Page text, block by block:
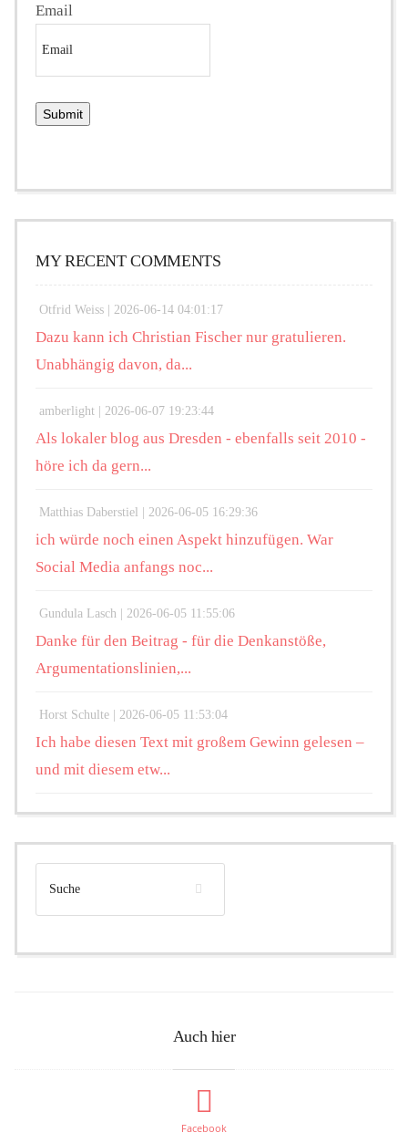
Email
MY RECENT COMMENTS
Otfrid Weiss | 2026-06-14 04:01:17
Dazu kann ich Christian Fischer nur gratulieren.
Unabhängig davon, da...
amberlight | 2026-06-07 19:23:44
Als lokaler blog aus Dresden - ebenfalls seit 2010 -
höre ich da gern...
Matthias Daberstiel | 2026-06-05 16:29:36
ich würde noch einen Aspekt hinzufügen. War
Social Media anfangs noc...
Gundula Lasch | 2026-06-05 11:55:06
Danke für den Beitrag - für die Denkanstöße,
Argumentationslinien,...
Horst Schulte | 2026-06-05 11:53:04
Ich habe diesen Text mit großem Gewinn gelesen –
und mit diesem etw...
Auch hier
Facebook